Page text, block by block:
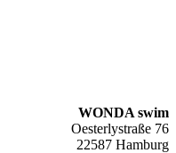
WONDA swim
Oesterlystraße 76
22587 Hamburg